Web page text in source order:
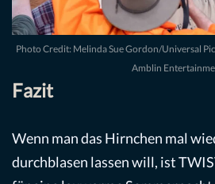
Photo Credit: Melinda Sue Gordon/Universal
Amblin
Fazit
Wenn man das Hirnchen mal
durchblasen lassen will, ist